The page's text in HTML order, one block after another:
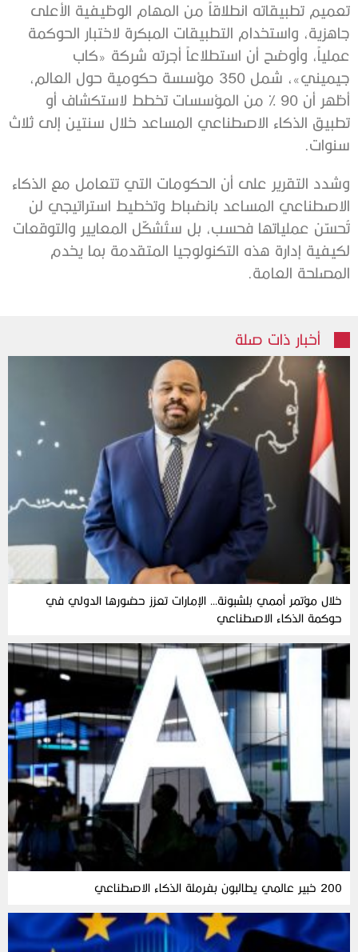
تعميم تطبيقاته انطلاقاً من المهام الوظيفية الأعلى
جاهزية، واستخدام التطبيقات المبكرة لاختبار الحوكمة
عملياً، وأوضح أن استطلاعاً أجرته شركة «كاب
جيميني»، شمل 350 مؤسسة حكومية حول العالم،
أظهر أن 90 % من المؤسسات تخطط لاستكشاف أو
تطبيق الذكاء الاصطناعي المساعد خلال سنتين إلى ثلاث
سنوات.
وشدد التقرير على أن الحكومات التي تتعامل مع الذكاء
الاصطناعي المساعد بانضباط وتخطيط استراتيجي لن
تُحسّن عملياتها فحسب، بل ستُشكّل المعايير والتوقعات
لكيفية إدارة هذه التكنولوجيا المتقدمة بما يخدم
المصلحة العامة.
أخبار ذات صلة
خلال مؤتمر أممي بلشبونة… الإمارات تعزز حضورها الدولي في
حوكمة الذكاء الاصطناعي
200 خبير عالمي يطالبون بفرملة الذكاء الاصطناعي